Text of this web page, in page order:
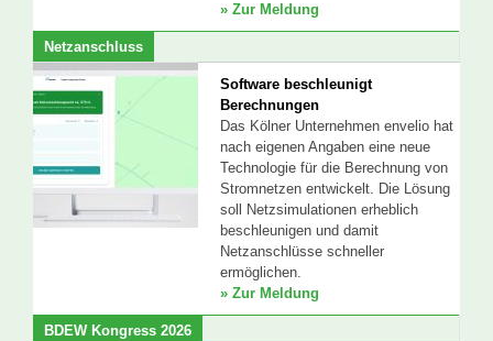
» Zur Meldung
Netzanschluss
Software beschleunigt
Berechnungen
Das Kölner Unternehmen envelio hat
nach eigenen Angaben eine neue
Technologie für die Berechnung von
Stromnetzen entwickelt. Die Lösung
soll Netzsimulationen erheblich
beschleunigen und damit
Netzanschlüsse schneller
ermöglichen.
» Zur Meldung
BDEW Kongress 2026